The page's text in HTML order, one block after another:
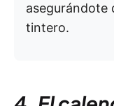
asegurándote
tintero.